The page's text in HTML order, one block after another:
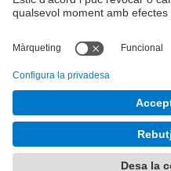
Formulari de contacte
Desenvolupat amb